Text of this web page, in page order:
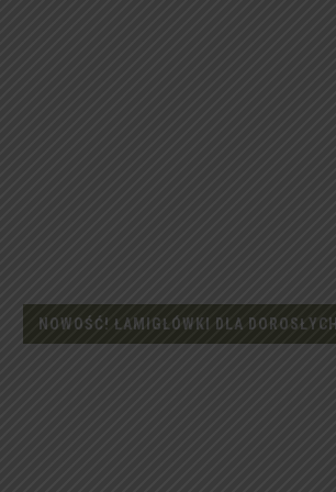
NOWOŚĆ! ŁAMIGŁÓWKI DLA DOROSŁYCH